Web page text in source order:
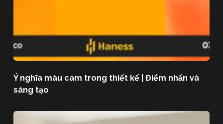
Ý nghĩa màu cam trong thiết kế | Điểm nhấn và
sáng tạo